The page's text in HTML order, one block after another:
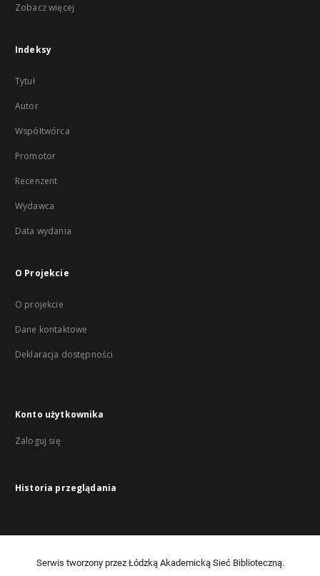
Zobacz więcej
Indeksy
Tytuł
Autor
Współtwórca
Promotor
Recenzent
Wydawca
Data wydania
O Projekcie
O projekcie
Dane kontaktowe
Deklaracja dostępności
Konto użytkownika
Zaloguj się
Historia przeglądania
Serwis tworzony przez Łódzką Akademicką Sieć Biblioteczną.